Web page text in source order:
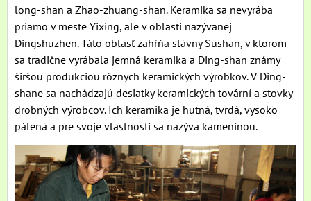
long-shan a Zhao-zhuang-shan. Keramika sa nevyrába
priamo v meste Yixing, ale v oblasti nazývanej
Dingshuzhen. Táto oblasť zahŕňa slávny Sushan, v ktorom
sa tradične vyrábala jemná keramika a Ding-shan známy
širšou produkciou rôznych keramických výrobkov. V Ding-
shane sa nachádzajú desiatky keramických tovární a stovky
drobných výrobcov. Ich keramika je hutná, tvrdá, vysoko
pálená a pre svoje vlastnosti sa nazýva kameninou.